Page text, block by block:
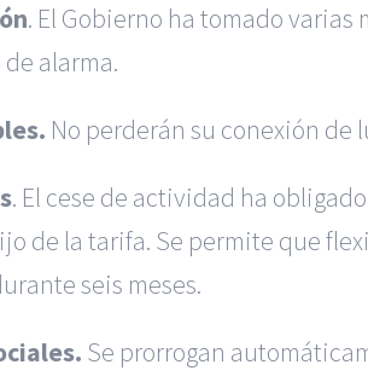
. El Gobierno ha tomado
alarma.
No perderán su conexión de
. El cese de actividad ha
de la tarifa. Se permite que
seis meses.
Se prorrogan